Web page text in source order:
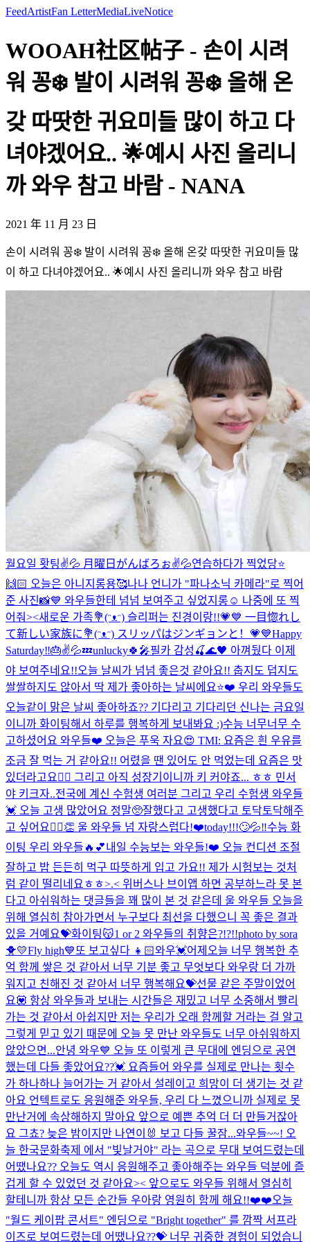
FeedArtistFan LetterMediaLiveNotice
WOOAH社区帖子 - 손이 시려
워 꽁❄️ 발이 시려워 꽁❄️ 올해 온
갖 따땃한 귀요미들 많이 하고 다
녀야겠어요.. 🌟예시 사진 올리니
까 와우 참고 바람 - NANA
2021 年 11 月 23 日
손이 시려워 꽁❄️ 발이 시려워 꽁❄️ 올해 온갖 따땃한 귀요미들 많
이 하고 다녀야겠어요.. 🌟예시 사진 올리니까 와우 참고 바람
월요일 홧팅✌️💦 月曜日がんばろぉ✌️💦연습하다가 찍었당⭐️
🙌🏻 오늘은 아니지롱용🥰나나 언니가 "파나소닉 카메라"로 찍어
준 사진📸💙 와우들한테 넘넘 보여주고 싶었지롱☺️ 나중에 또 찍
어줘><새로운 가족💐(ᵔᴥᵔ) 슬리퍼는 진경이랑!!💗💙 一目惚れし
て新しい家族に💐(ᵔᴥᵔ) スリッパはジンギョンと！💗💙Happy
Saturday‼️🎂✌️💦💤unlucky🍀🎤필카 감성🍒🌊🖤 아껴뒀다 이제
야 보여주네요!!오늘 날씨가 넘넘 좋은것 같아요!! 춥지도 덥지도
쌀쌀하지도 않아서 딱 제가 좋아하는 날씨에요⭐️❤️ 우리 와우들도
오늘같이 맑은 날씨 좋아하죠?? 기다리고 기다리던 신나는 금요일
이니까 화이팅해서 하루를 행복하게 보내봐요 :)수능 너무너무 수
고하셨어요 와우들❤️ 오늘은 푸욱 자요😍 TMI: 요즘은 흰 우유를
조금 잘 먹는 거 같아요!! 어렸을 땐 있어도 안 먹었는데 요즘은 맛
있더라고요👍🏻 그리고 아직 성장기이니까 키 커야죠... ㅎㅎ 민서
야 키크자..전국에 계신 수험생 여러분 그리고 우리 수험생 와우들
💓 오늘 고생 많았어요 정말🥺잘했다고 고생했다고 토닥토닥해주
고 싶어요🙆‍♀️👏 울 와우들 넘 자랑스럽다!❤️today!!!🙄💦‼️수능 화
이팅 우리 와우들🔥💕내일 수능보는 와우들!❤️ 오늘 컨디션 조절
잘하고 밥 든든히 먹구 따뜻하게 입고 가요!! 제가 시험보는 것처
럼 같이 떨리네요ㅎㅎ>.< 위버스나 브이앱 하면 공부하느라 못 본
다고 아쉬워하는 댓글들을 꽤 많이 본 것 같은데 울 와우들 오늘을
위해 열심히 참아가면서 누구보다 최선을 다했으니 꼭 좋은 결과
있을 거예요💝화이팅😽1 or 2 와우들의 취향은?!?!!photo by sora
🐥💛Fly high💙 또 보고싶다 👧🏻와우💓어제오늘 너무 행복한 추
억 함께 쌓은 것 같아서 너무 기분 좋고 무엇보다 와우랑 더 가까
워지고 친해진 것 같아서 너무 행복해요💝선물 같은 주말이었어
요💟 항상 와우들과 보내는 시간들은 재밌고 너무 소중해서 빨리
가는 것 같아서 아쉽지만 저는 우리가 오래 함께할 거라는 걸 알고
그렇게 믿고 있기 때문에 오늘 못 만난 와우들도 너무 아쉬워하지
않았으면...안녕 와우💙 오늘 또 이렇게 큰 무대에 엔딩으로 공연
했는데 다들 좋았어요??💓 요즘들어 와우를 실제로 만나는 횟수
가 하나하나 늘어가는 거 같아서 설레이고 희망이 더 생기는 것 같
아요 언텍트로도 응원해준 와우들, 우리 다 느꼈으니까 실제로 못
만난거에 속상해하지 말아요 앞으로 예쁜 추억 더 더 만들거잖아
요 그쵸? 늦은 밤이지만 나연이🐰 보고 다들 꿀잠...와우들~~! 오
늘 한국문화축제 에서 "빛날거야" 라는 곡으로 무대 보여드렸는데
어땠나요?? 오늘도 역시 응원해주고 좋아해주는 와우들 덕분에 즐
겁게 할 수 있었던 것 같아요>< 앞으로도 와우들 위해서 열심히
할테니까 항상 모든 순간들 우아랑 영원히 함께 해요!!❤️❤️오늘
"월드 케이팝 콘서트" 엔딩으로 "Bright together" 를 깜짝 서프라
이즈로 보여드렸는데 어땠나요??💝 너무 귀중한 경험이 되었습니